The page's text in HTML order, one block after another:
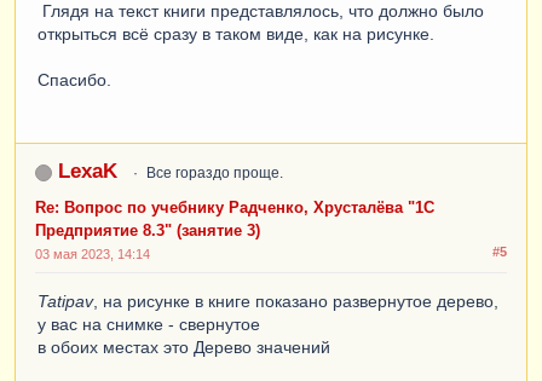
Глядя на текст книги представлялось, что должно было
открыться всё сразу в таком виде, как на рисунке.
Спасибо.
LexaK Все гораздо проще.
Re: Вопрос по учебнику Радченко, Хрусталёва "1С
Предприятие 8.3" (занятие 3)
#5
03 мая 2023, 14:14
Tatipav, на рисунке в книге показано развернутое дерево,
у вас на снимке - свернутое
в обоих местах это Дерево значений